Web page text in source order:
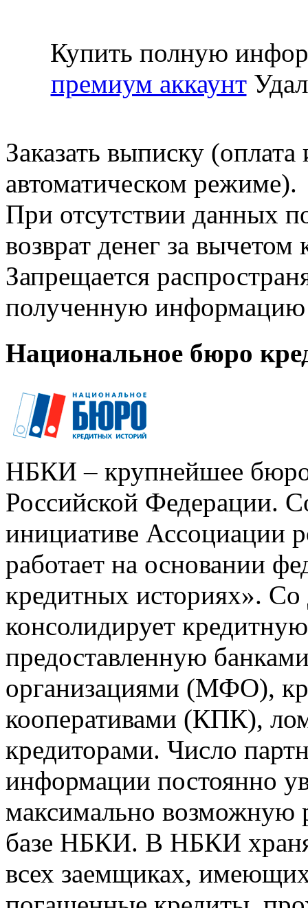
Купить полную
премиум аккаунт
Заказать выписку
автоматическом режиме).
При отсутствии данных
возврат денег за
Запрещается
полученную информацию
Национальное бюро
НБКИ – крупнейшее
Российской Федерации.
инициативе Ассоциации
работает на основании
кредитных историях».
консолидирует
предоставленную
организациями (МФО),
кооперативами (КПК),
кредиторами. Число
информации постоянно
максимально возможную
базе НБКИ. В НБКИ
всех заемщиках,